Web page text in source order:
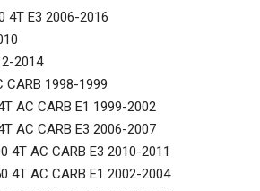
4T E3 2006-2016
2014
CARB 1998-1999
AC CARB E1 1999-2002
AC CARB E3 2006-2007
4T AC CARB E3 2010-2011
4T AC CARB E1 2002-2004